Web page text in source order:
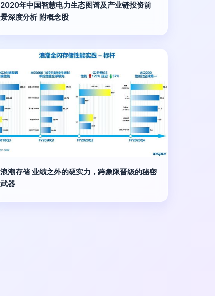
2020年中国智慧电力生态图谱及产业链投资前
景深度分析 附概念股
浪潮存储 业绩之外的硬实力，跨象限晋级的秘密
武器